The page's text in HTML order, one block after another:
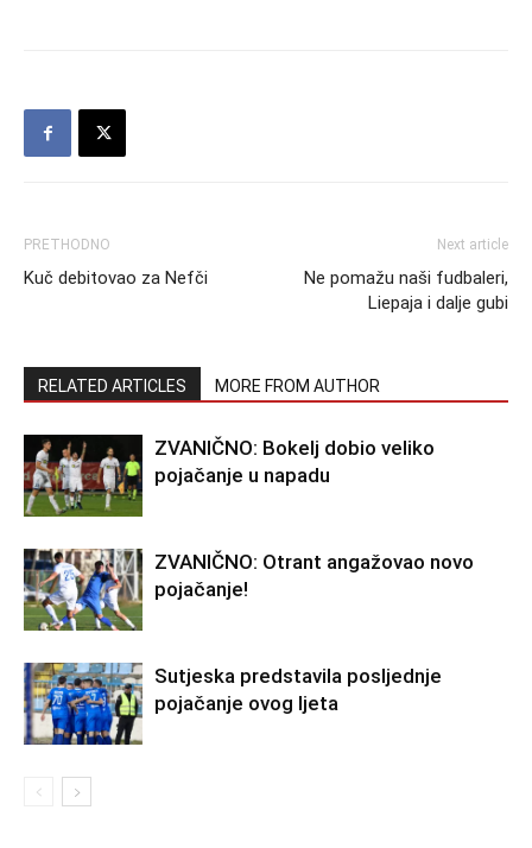
PRETHODNO
Kuč debitovao za Nefči
Next article
Ne pomažu naši fudbaleri,
Liepaja i dalje gubi
RELATED ARTICLES MORE FROM AUTHOR
ZVANIČNO: Bokelj dobio veliko
pojačanje u napadu
ZVANIČNO: Otrant angažovao novo
pojačanje!
Sutjeska predstavila posljednje
pojačanje ovog ljeta